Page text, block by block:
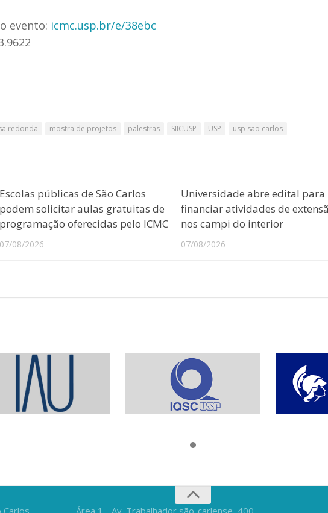
evento: icmc.usp.br/e/38ebc
redonda mostra de projetos palestras SIICUSP USP usp são carlos
Escolas públicas de São Carlos
podem solicitar aulas gratuitas de
programação oferecidas pelo ICMC
07/08/2026
Universidade abre edital para
financiar atividades de
nos campi do interior
07/08/2026
Carlos Área 1 - Av. Trabalhador são-carlense, 400